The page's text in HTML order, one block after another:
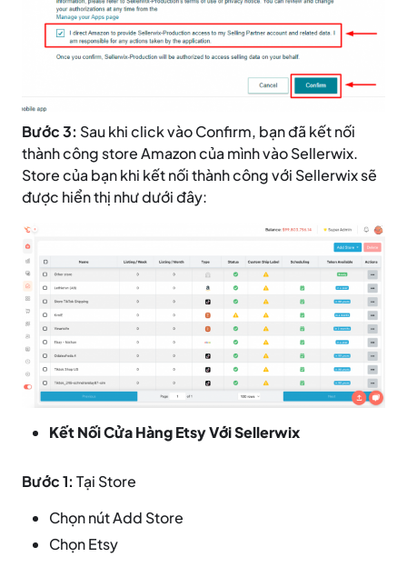
Bước 3: Sau khi click vào Confirm, bạn đã kết nối
thành công store Amazon của mình vào Sellerwix.
Store của bạn khi kết nối thành công với Sellerwix sẽ
được hiển thị như dưới đây:
Kết Nối Cửa Hàng Etsy Với Sellerwix
Bước 1: Tại Store
Chọn nút Add Store
Chọn Etsy